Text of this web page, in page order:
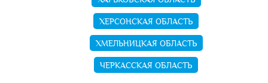
ХЕРСОНСКАЯ ОБЛАСТЬ
ХМЕЛЬНИЦКАЯ ОБЛАСТЬ
ЧЕРКАССКАЯ ОБЛАСТЬ